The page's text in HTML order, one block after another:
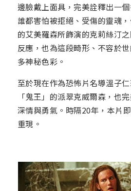
邊臉戴上面具，完美詮釋出一
誰都害怕被拒絕、受傷的靈魂
的艾美羅森所飾演的克莉絲汀
反應，也為這段畸形、不容於
多神秘色彩。
至於現在作為恐怖片名導溫子
「鬼王」的派翠克威爾森，也
深情與勇氣。時隔20年，本片
重現。